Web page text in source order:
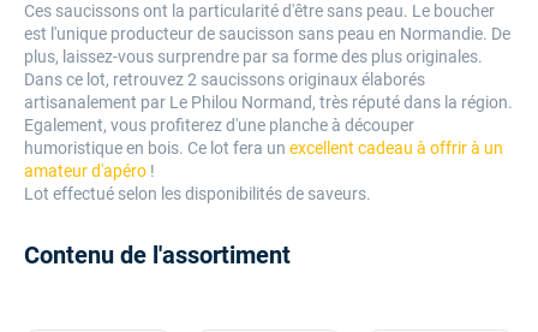
Ces saucissons ont la particularité d'être sans peau. Le boucher
est l'unique producteur de saucisson sans peau en Normandie. De
plus, laissez-vous surprendre par sa forme des plus originales.
Dans ce lot, retrouvez 2 saucissons originaux élaborés
artisanalement par Le Philou Normand, très réputé dans la région.
Egalement, vous profiterez d'une planche à découper
humoristique en bois. Ce lot fera un excellent cadeau à offrir à un
amateur d'apéro !
Lot effectué selon les disponibilités de saveurs.
Contenu de l'assortiment